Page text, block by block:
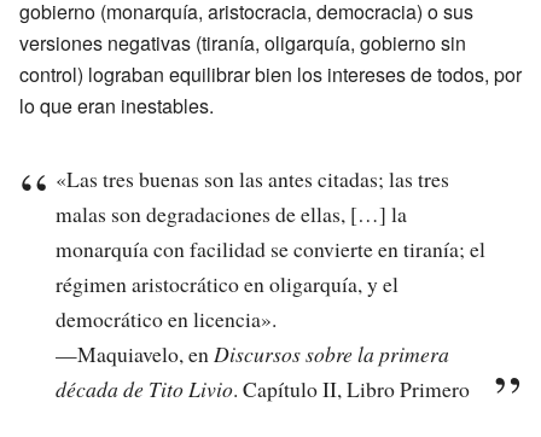
gobierno (monarquía, aristocracia, democracia) o sus
versiones negativas (tiranía, oligarquía, gobierno sin
control) lograban equilibrar bien los intereses de todos, por
lo que eran inestables.
«Las tres buenas son las antes citadas; las tres
malas son degradaciones de ellas, […] la
monarquía con facilidad se convierte en tiranía; el
régimen aristocrático en oligarquía, y el
democrático en licencia».
—Maquiavelo, enDiscursos sobre la primera
década de Tito Livio. Capítulo II, Libro Primero